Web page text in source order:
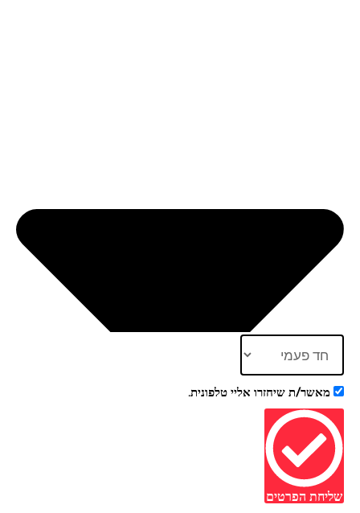
מאשר/ת שיחזרו אליי טלפונית.
הפרטים